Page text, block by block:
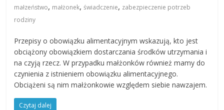
małzeństwo, małżonek,świadczenie, zabezpieczenie potrzeb
rodziny
Przepisy o obowiązku alimentacyjnym wskazują, kto jest
obciążony obowiązkiem dostarczania środków utrzymania i
na czyją rzecz. W przypadku małżonków również mamy do
czynienia z istnieniem obowiązku alimentacyjnego.
Obciążeni są nim małżonkowie względem siebie nawzajem.
Czytaj dalej